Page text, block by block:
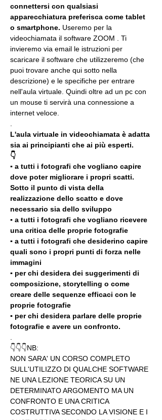
connettersi con qualsiasi
apparecchiatura preferisca come tablet
o smartphone. Useremo per la
videochiamata il software ZOOM . Ti
invieremo via email le istruzioni per
scaricare il software che utilizzeremo (che
puoi trovare anche qui sotto nella
descrizione) e le specifiche per entrare
nell'aula virtuale. Quindi oltre ad un pc con
un mouse ti servirà una connessione a
internet veloce.
L'aula virtuale in videochiamata è adatta
sia ai principianti che ai più esperti.
👇
▪️ a tutti i fotografi che vogliano capire
dove poter migliorare i propri scatti.
Sotto il punto di vista della
realizzazione dello scatto e dove
necessario sia dello sviluppo
▪️ a tutti i fotografi che vogliano ricevere
una critica delle proprie fotografie
▪️ a tutti i fotografi che desiderino capire
quali sono i propri punti di forza nelle
immagini
▪️ per chi desidera dei suggerimenti di
composizione, storytelling o come
creare delle sequenze efficaci con le
proprie fotografie
▪️ per chi desidera parlare delle proprie
fotografie e avere un confronto.
👇👇👇NB:
NON SARA' UN CORSO COMPLETO
SULL'UTILIZZO DI QUALCHE SOFTWARE
NE UNA LEZIONE TEORICA SU UN
DETERMINATO ARGOMENTO MA UN
CONFRONTO E UNA CRITICA
COSTRUTTIVA SECONDO LA VISIONE E I